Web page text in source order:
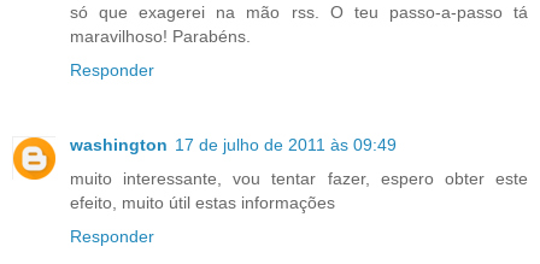
só que exagerei na mão rss. O teu passo-a-passo tá
maravilhoso! Parabéns.
Responder
washington 17 de julho de 2011 às 09:49
muito interessante, vou tentar fazer, espero obter este
efeito, muito útil estas informações
Responder